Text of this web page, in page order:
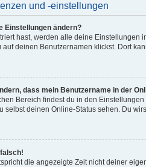
und -einstellungen
Einstellungen ändern?
hast, werden alle deine Einstellungen
auf deinen Benutzernamen klickst. Dort
dass mein Benutzername in der
Bereich findest du in den
selbst deinen Online-Status sehen. Du
die angezeigte Zeit nicht deiner